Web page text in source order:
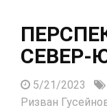
СЕВЕР-
5/21/2023
Ризван